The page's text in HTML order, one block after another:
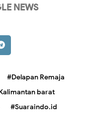
NEWS
#Delapan Remaja
barat
#Suaraindo.id